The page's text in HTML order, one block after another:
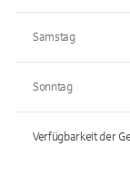
Samstag
Sonntag
Verfügbarkeit der